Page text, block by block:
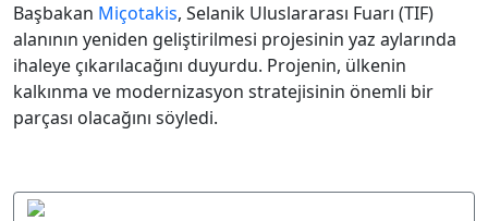
Başbakan Miçotakis, Selanik Uluslararası Fuarı (TIF)
alanının yeniden geliştirilmesi projesinin yaz aylarında
ihaleye çıkarılacağını duyurdu. Projenin, ülkenin
kalkınma ve modernizasyon stratejisinin önemli bir
parçası olacağını söyledi.